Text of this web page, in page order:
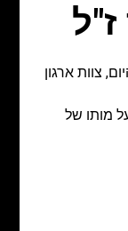
, צוות ארגון
מותו של